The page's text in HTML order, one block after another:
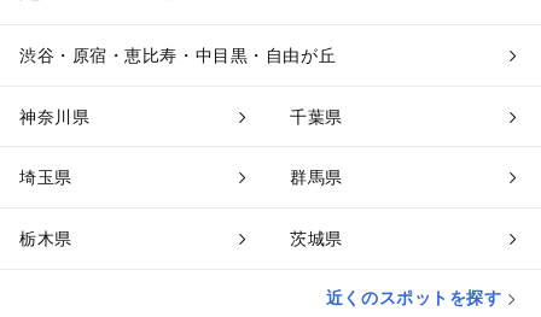
渋谷・原宿・恵比寿・中目黒・自由が丘
神奈川県 千葉県
埼玉県 群馬県
栃木県 茨城県
近くのスポットを探す